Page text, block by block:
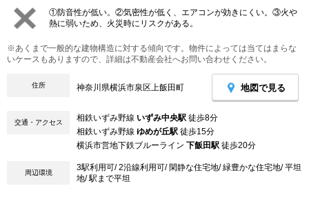
①防音性が低い。②気密性が低く、エアコンが効きにくい。③火や
熱に弱いため、火災時にリスクがある。
※あくまで一般的な建物構造に対する傾向です。物件によっては当てはまらな
いケースもありますので、詳細は不動産会社へお問い合わせください。
住所 神奈川県横浜市泉区上飯田町 地図で見る
交通・アクセス 相鉄いずみ野線 いずみ中央駅 徒歩8分
相鉄いずみ野線 ゆめが丘駅 徒歩15分
横浜市営地下鉄ブルーライン 下飯田駅 徒歩20分
周辺環境
3駅利用可/ 2沿線利用可/ 閑静な住宅地/ 緑豊かな住宅地/ 平坦
地/ 駅まで平坦